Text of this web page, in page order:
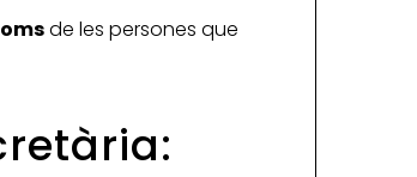
de les persones que